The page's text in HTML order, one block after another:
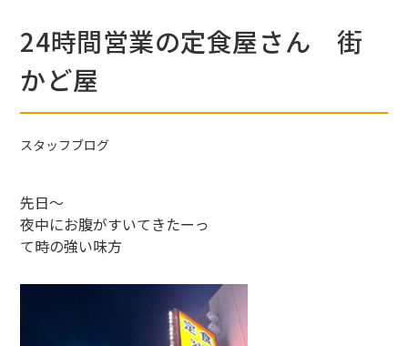
24時間営業の定食屋さん 街
かど屋
スタッフブログ
先日～
夜中にお腹がすいてきたーっ
て時の強い味方